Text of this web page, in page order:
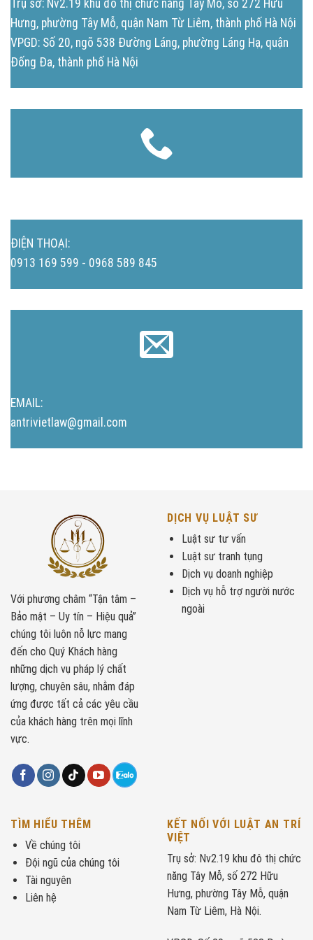
Trụ sở: Nv2.19 khu đô thị chức năng Tây Mỗ, số 272 Hữu
Hưng, phường Tây Mỗ, quận Nam Từ Liêm, thành phố Hà Nội
VPGD: Số 20, ngõ 538 Đường Láng, phường Láng Hạ, quận
Đống Đa, thành phố Hà Nội
ĐIỆN THOẠI:
0913 169 599 - 0968 589 845
EMAIL:
antrivietlaw@gmail.com
Với phương châm “Tận tâm –
Bảo mật – Uy tín – Hiệu quả”
chúng tôi luôn nỗ lực mang
đến cho Quý Khách hàng
những dịch vụ pháp lý chất
lượng, chuyên sâu, nhằm đáp
ứng được tất cả các yêu cầu
của khách hàng trên mọi lĩnh
vực.
DỊCH VỤ LUẬT SƯ
Luật sư tư vấn
Luật sư tranh tụng
Dịch vụ doanh nghiệp
Dịch vụ hỗ trợ người nước
ngoài
TÌM HIỂU THÊM
Về chúng tôi
Đội ngũ của chúng tôi
Tài nguyên
Liên hệ
KẾT NỐI VỚI LUẬT AN TRÍ
VIỆT
Trụ sở: Nv2.19 khu đô thị chức
năng Tây Mỗ, số 272 Hữu
Hưng, phường Tây Mỗ, quận
Nam Từ Liêm, Hà Nội.